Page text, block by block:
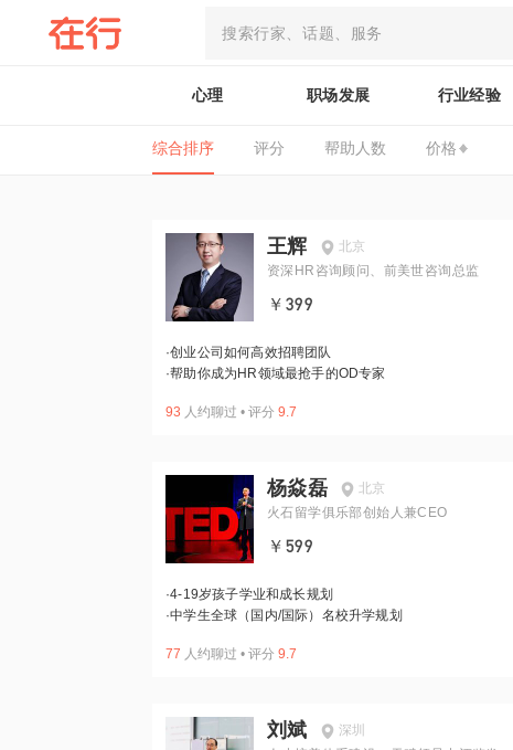
心理 职场发展 行业经验
综合排序 评分 帮助人数 价格
王辉
北京
资深HR咨询顾问、前美世咨询总监
￥399
·创业公司如何高效招聘团队
·帮助你成为HR领域最抢手的OD专家
93 人约聊过 • 评分 9.7
杨焱磊
北京
火石留学俱乐部创始人兼CEO
￥599
·4-19岁孩子学业和成长规划
·中学生全球（国内/国际）名校升学规划
77 人约聊过 • 评分 9.7
刘斌
深圳